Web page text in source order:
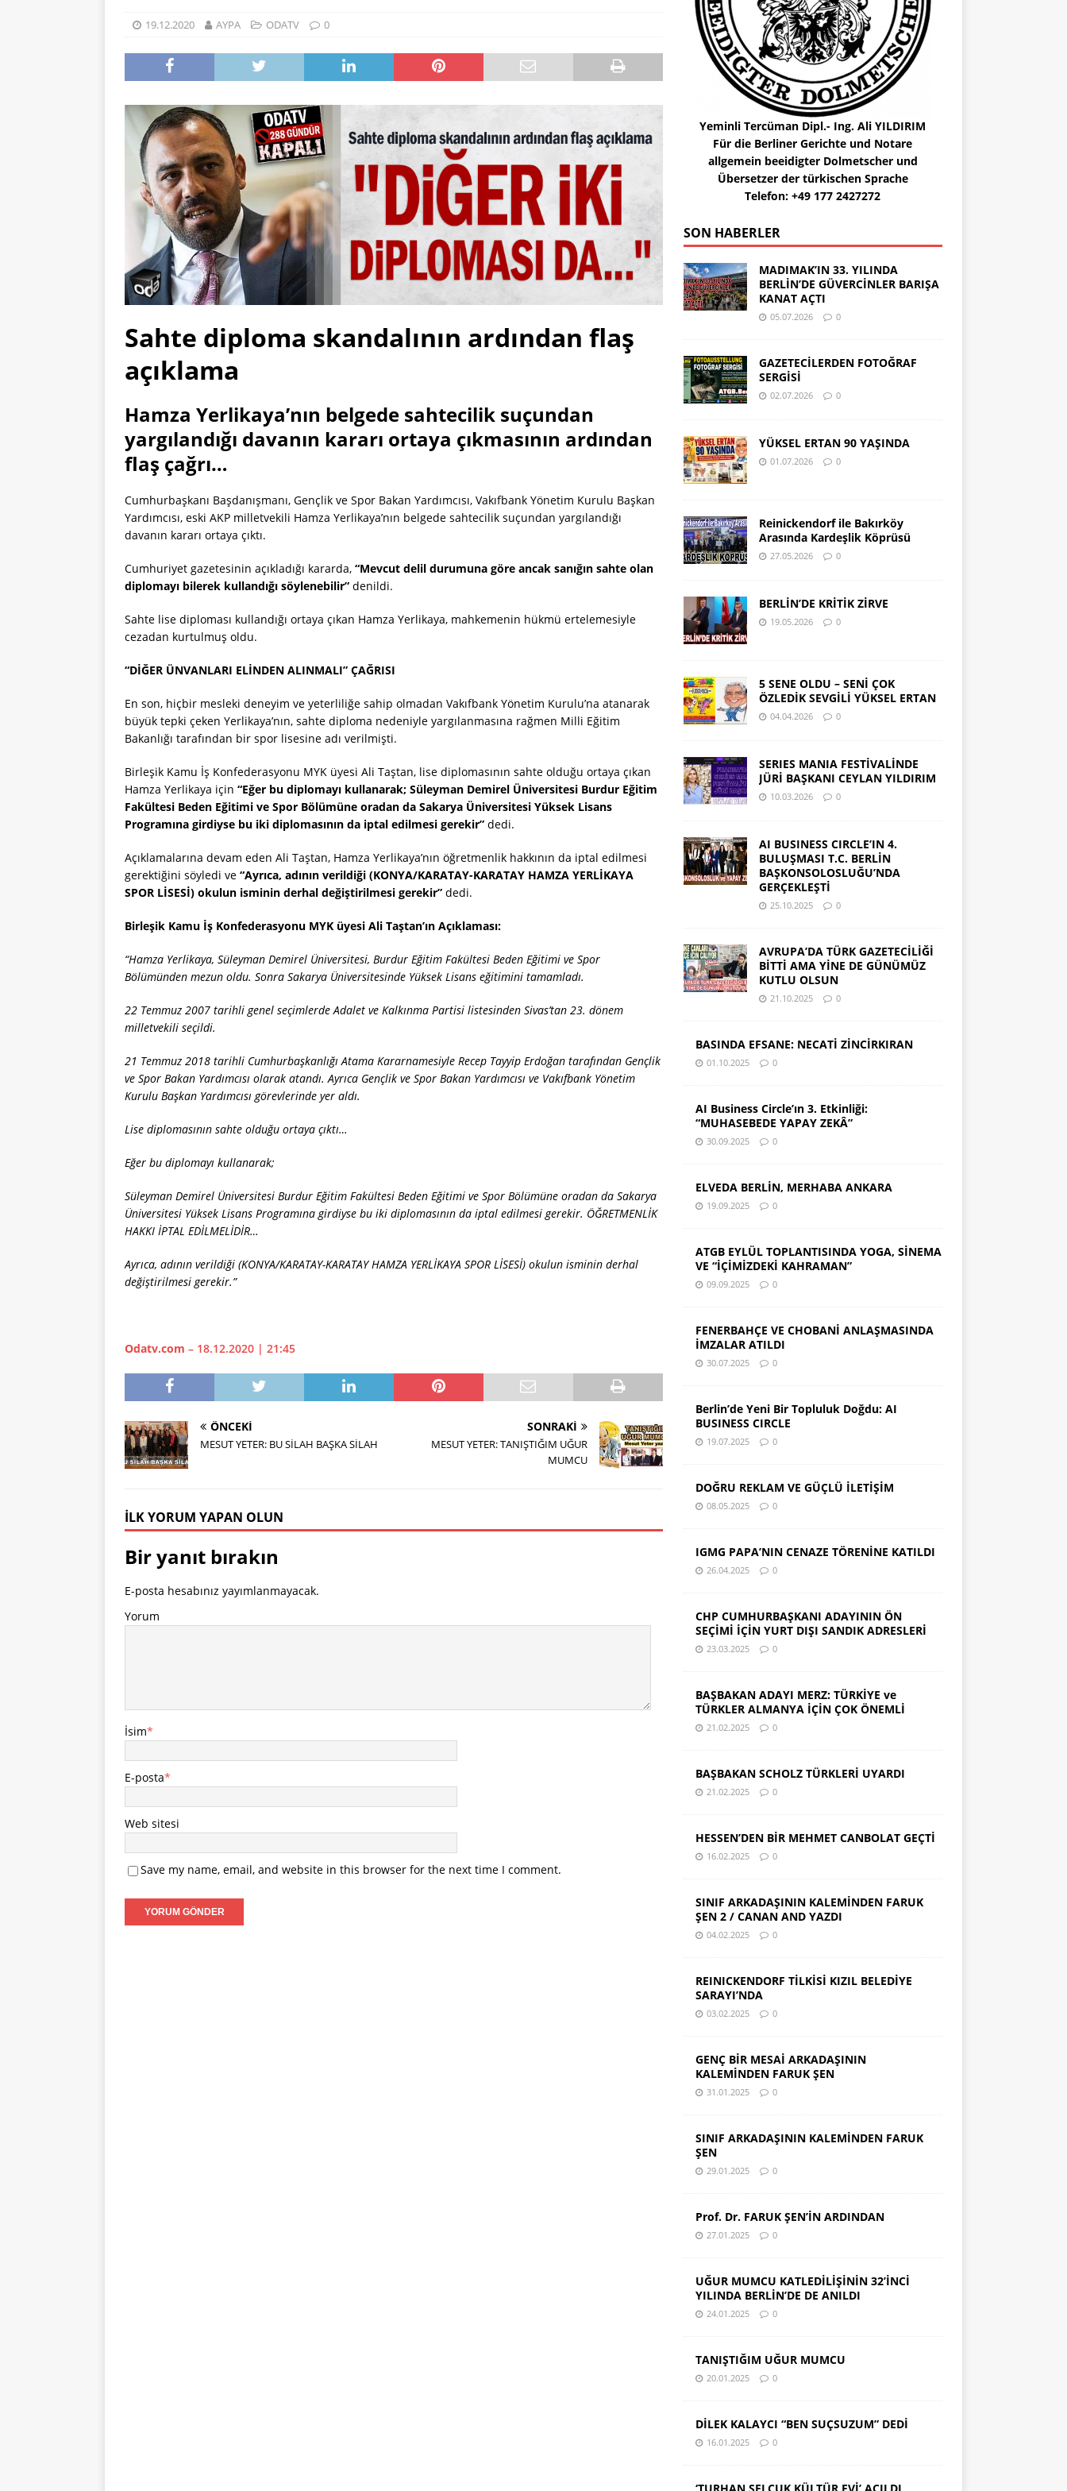
19.12.2020 AYPA ODATV 0
Sahte diploma skandalının ardından flaş
açıklama
Hamza Yerlikaya’nın belgede sahtecilik suçundan
yargılandığı davanın kararı ortaya çıkmasının ardından
flaş çağrı…
Cumhurbaşkanı Başdanışmanı, Gençlik ve Spor Bakan Yardımcısı, Vakıfbank Yönetim Kurulu Başkan
Yardımcısı, eski AKP milletvekili Hamza Yerlikaya’nın belgede sahtecilik suçundan yargılandığı
davanın kararı ortaya çıktı.
Cumhuriyet gazetesinin açıkladığı kararda, “Mevcut delil durumuna göre ancak sanığın sahte olan
diplomayı bilerek kullandığı söylenebilir” denildi.
Sahte lise diploması kullandığı ortaya çıkan Hamza Yerlikaya, mahkemenin hükmü ertelemesiyle
cezadan kurtulmuş oldu.
“DİĞER ÜNVANLARI ELİNDEN ALINMALI” ÇAĞRISI
En son, hiçbir mesleki deneyim ve yeterliliğe sahip olmadan Vakıfbank Yönetim Kurulu’na atanarak
büyük tepki çeken Yerlikaya’nın, sahte diploma nedeniyle yargılanmasına rağmen Milli Eğitim
Bakanlığı tarafından bir spor lisesine adı verilmişti.
Birleşik Kamu İş Konfederasyonu MYK üyesi Ali Taştan, lise diplomasının sahte olduğu ortaya çıkan
Hamza Yerlikaya için “Eğer bu diplomayı kullanarak; Süleyman Demirel Üniversitesi Burdur Eğitim
Fakültesi Beden Eğitimi ve Spor Bölümüne oradan da Sakarya Üniversitesi Yüksek Lisans
Programına girdiyse bu iki diplomasının da iptal edilmesi gerekir” dedi.
Açıklamalarına devam eden Ali Taştan, Hamza Yerlikaya’nın öğretmenlik hakkının da iptal edilmesi
gerektiğini söyledi ve “Ayrıca, adının verildiği (KONYA/KARATAY-KARATAY HAMZA YERLİKAYA
SPOR LİSESİ) okulun isminin derhal değiştirilmesi gerekir” dedi.
Birleşik Kamu İş Konfederasyonu MYK üyesi Ali Taştan’ın Açıklaması:
“Hamza Yerlikaya, Süleyman Demirel Üniversitesi, Burdur Eğitim Fakültesi Beden Eğitimi ve Spor
Bölümünden mezun oldu. Sonra Sakarya Üniversitesinde Yüksek Lisans eğitimini tamamladı.
22 Temmuz 2007 tarihli genel seçimlerde Adalet ve Kalkınma Partisi listesinden Sivas’tan 23. dönem
milletvekili seçildi.
21 Temmuz 2018 tarihli Cumhurbaşkanlığı Atama Kararnamesiyle Recep Tayyip Erdoğan tarafından Gençlik
ve Spor Bakan Yardımcısı olarak atandı. Ayrıca Gençlik ve Spor Bakan Yardımcısı ve Vakıfbank Yönetim
Kurulu Başkan Yardımcısı görevlerinde yer aldı.
Lise diplomasının sahte olduğu ortaya çıktı…
Eğer bu diplomayı kullanarak;
Süleyman Demirel Üniversitesi Burdur Eğitim Fakültesi Beden Eğitimi ve Spor Bölümüne oradan da Sakarya
Üniversitesi Yüksek Lisans Programına girdiyse bu iki diplomasının da iptal edilmesi gerekir. ÖĞRETMENLİK
HAKKI İPTAL EDİLMELİDİR…
Ayrıca, adının verildiği (KONYA/KARATAY-KARATAY HAMZA YERLİKAYA SPOR LİSESİ) okulun isminin derhal
değiştirilmesi gerekir.”
Odatv.com – 18.12.2020 | 21:45
ÖNCEKI
MESUT YETER: BU SİLAH BAŞKA SİLAH
SONRAKI
MESUT YETER: TANIŞTIĞIM UĞUR
MUMCU
İLK YORUM YAPAN OLUN
Bir yanıt bırakın
E-posta hesabınız yayımlanmayacak.
Yorum
İsim*
E-posta*
Web sitesi
Save my name, email, and website in this browser for the next time I comment.
Yeminli Tercüman Dipl.- Ing. Ali YILDIRIM
Für die Berliner Gerichte und Notare
allgemein beeidigter Dolmetscher und
Übersetzer der türkischen Sprache
Telefon: +49 177 2427272
SON HABERLER
MADIMAK’IN 33. YILINDA
BERLİN’DE GÜVERCİNLER BARIŞA
KANAT AÇTI
05.07.2026 0
GAZETECİLERDEN FOTOĞRAF
SERGİSİ
02.07.2026 0
YÜKSEL ERTAN 90 YAŞINDA
01.07.2026 0
Reinickendorf ile Bakırköy
Arasında Kardeşlik Köprüsü
27.05.2026 0
BERLİN’DE KRİTİK ZİRVE
19.05.2026 0
5 SENE OLDU – SENİ ÇOK
ÖZLEDİK SEVGİLİ YÜKSEL ERTAN
04.04.2026 0
SERIES MANIA FESTİVALİNDE
JÜRİ BAŞKANI CEYLAN YILDIRIM
10.03.2026 0
AI BUSINESS CIRCLE’IN 4.
BULUŞMASI T.C. BERLİN
BAŞKONSOLOSLUĞU’NDA
GERÇEKLEŞTİ
25.10.2025 0
AVRUPA’DA TÜRK GAZETECİLİĞİ
BİTTİ AMA YİNE DE GÜNÜMÜZ
KUTLU OLSUN
21.10.2025 0
BASINDA EFSANE: NECATİ ZİNCİRKIRAN
01.10.2025 0
AI Business Circle’ın 3. Etkinliği:
“MUHASEBEDE YAPAY ZEKÂ”
30.09.2025 0
ELVEDA BERLİN, MERHABA ANKARA
19.09.2025 0
ATGB EYLÜL TOPLANTISINDA YOGA, SİNEMA
VE “İÇİMİZDEKİ KAHRAMAN”
09.09.2025 0
FENERBAHÇE VE CHOBANİ ANLAŞMASINDA
İMZALAR ATILDI
30.07.2025 0
Berlin’de Yeni Bir Topluluk Doğdu: AI
BUSINESS CIRCLE
19.07.2025 0
DOĞRU REKLAM VE GÜÇLÜ İLETİŞİM
08.05.2025 0
IGMG PAPA’NIN CENAZE TÖRENİNE KATILDI
26.04.2025 0
CHP CUMHURBAŞKANI ADAYININ ÖN
SEÇİMİ İÇİN YURT DIŞI SANDIK ADRESLERİ
23.03.2025 0
BAŞBAKAN ADAYI MERZ: TÜRKİYE ve
TÜRKLER ALMANYA İÇİN ÇOK ÖNEMLİ
21.02.2025 0
BAŞBAKAN SCHOLZ TÜRKLERİ UYARDI
21.02.2025 0
HESSEN’DEN BİR MEHMET CANBOLAT GEÇTİ
16.02.2025 0
SINIF ARKADAŞININ KALEMİNDEN FARUK
ŞEN 2 / CANAN AND YAZDI
04.02.2025 0
REINICKENDORF TİLKİSİ KIZIL BELEDİYE
SARAYI’NDA
03.02.2025 0
GENÇ BİR MESAİ ARKADAŞININ
KALEMİNDEN FARUK ŞEN
31.01.2025 0
SINIF ARKADAŞININ KALEMİNDEN FARUK
ŞEN
29.01.2025 0
Prof. Dr. FARUK ŞEN’İN ARDINDAN
27.01.2025 0
UĞUR MUMCU KATLEDİLİŞİNİN 32’İNCİ
YILINDA BERLİN’DE DE ANILDI
24.01.2025 0
TANIŞTIĞIM UĞUR MUMCU
20.01.2025 0
DİLEK KALAYCI “BEN SUÇSUZUM” DEDİ
16.01.2025 0